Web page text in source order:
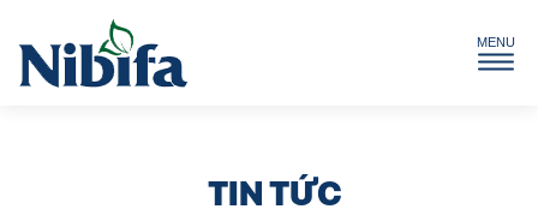
TIN TỨC